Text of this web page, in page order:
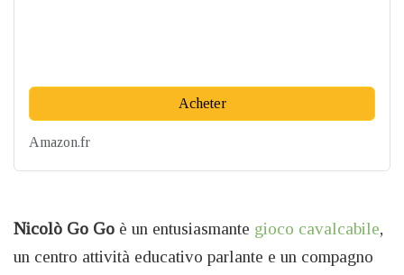
Acheter
Amazon.fr
Nicolò Go Go è un entusiasmante gioco cavalcabile,
un centro attività educativo parlante e un compagno